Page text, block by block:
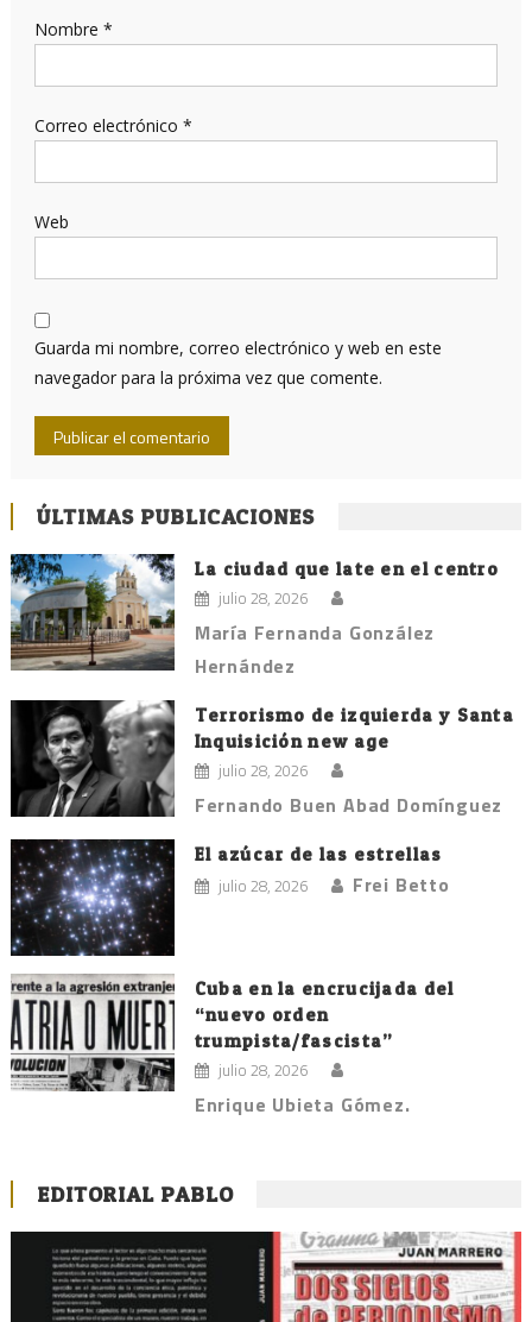
Nombre *
Correo electrónico *
Web
Guarda mi nombre, correo electrónico y web en este
navegador para la próxima vez que comente.
ÚLTIMAS PUBLICACIONES
La ciudad que late en el centro
julio 28, 2026
María Fernanda González
Hernández
Terrorismo de izquierda y Santa
Inquisición new age
julio 28, 2026
Fernando Buen Abad Domínguez
El azúcar de las estrellas
julio 28, 2026 Frei Betto
Cuba en la encrucijada del
“nuevo orden
trumpista/fascista”
julio 28, 2026
Enrique Ubieta Gómez.
EDITORIAL PABLO